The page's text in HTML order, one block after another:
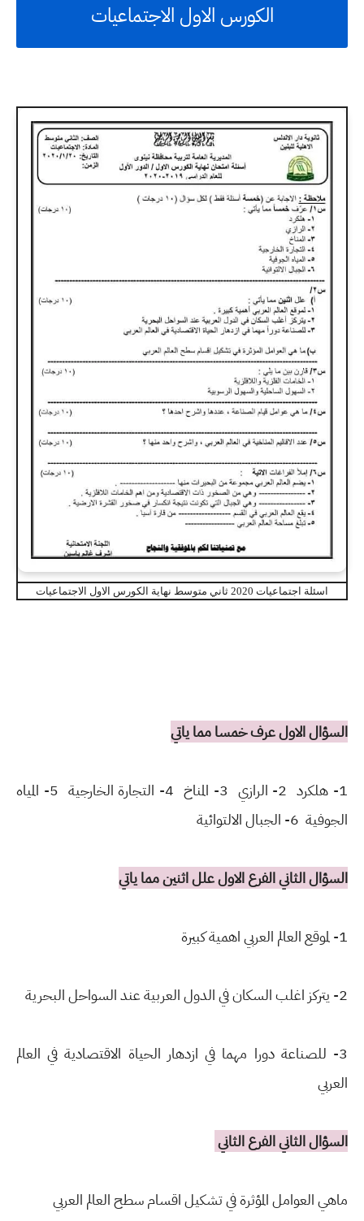
الكورس الاول الاجتماعيات
اسئلة اجتماعيات 2020 ثاني متوسط نهاية الكورس الاول الاجتماعيات
السؤال الاول عرف خمسا مما ياتي
1- هلكرد 2- الرازي 3- المناخ 4- التجارة الخارجية 5- المياه
الجوفية 6- الجبال الالتوائية
السؤال الثاني الفرع الاول علل اثنين مما ياتي
1- لموقع العالم العربي اهمية كبيرة
2- يتركز اغلب السكان في الدول العربية عند السواحل البحرية
3- للصناعة دورا مهما في ازدهار الحياة الاقتصادية في العالم
العربي
السؤال الثاني الفرع الثاني
ماهي العوامل المؤثرة في تشكيل اقسام سطح العالم العربي